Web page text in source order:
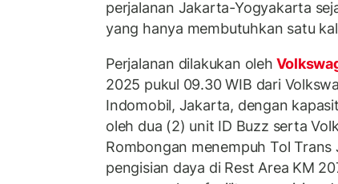
perjalanan Jakarta-Yogyakarta
yang hanya membutuhkan satu
Perjalanan dilakukan oleh
2025 pukul 09.30 WIB dari
Indomobil, Jakarta, dengan
oleh dua (2) unit ID Buzz serta
Rombongan menempuh Tol Trans
pengisian daya di Rest Area KM